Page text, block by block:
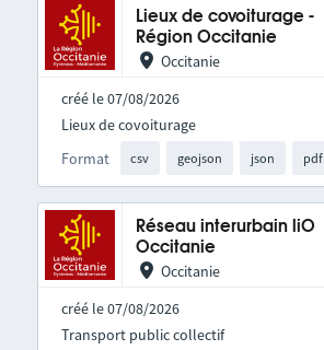
Lieux de covoiturage -
Région Occitanie
Occitanie
créé le 07/08/2026
Format csv geojson json pdf
Lieux de covoiturage
Réseau interurbain liO
Occitanie
Occitanie
créé le 07/08/2026
Transport public collectif